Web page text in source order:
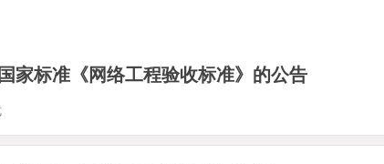
家标准《网络工程验收标准》的公告